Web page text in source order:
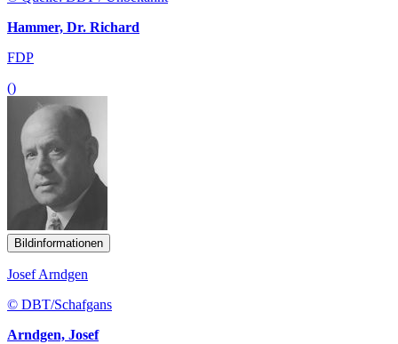
Hammer, Dr. Richard
FDP
()
Bildinformationen
Josef Arndgen
© DBT/Schafgans
Arndgen, Josef